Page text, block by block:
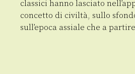
classici hanno lasciato
concetto di civiltà, sullo
sull’epoca assiale che a